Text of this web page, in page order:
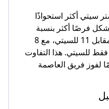
سيتي أكثر استحواذًا
شكل فرصًا أكثر بنسبة
كبيرة، حيث حاولوا 20 تسديدة مقابل 11 للسيتي، مع 8
تسديدات على المرمى مقابل 4 فقط للسيتي. هذا التفاوت
لفوز فريق العاصمة